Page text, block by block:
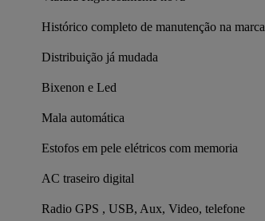
Histórico completo de manutenção na marca
Distribuição já mudada
Bixenon e Led
Mala automática
Estofos em pele elétricos com memoria
AC traseiro digital
Radio GPS , USB, Aux, Video, telefone